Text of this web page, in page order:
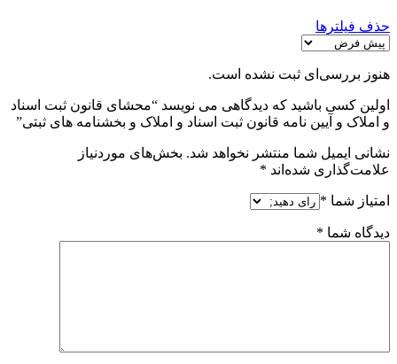
حذف فیلترها
هنوز بررسی‌ای ثبت نشده است.
اولین کسی باشید که دیدگاهی می نویسد “محشای قانون ثبت اسناد
و املاک و آیین نامه قانون ثبت اسناد و املاک و بخشنامه های ثبتی”
نشانی ایمیل شما منتشر نخواهد شد. بخش‌های موردنیاز
علامت‌گذاری شده‌اند *
امتیاز شما *
دیدگاه شما *